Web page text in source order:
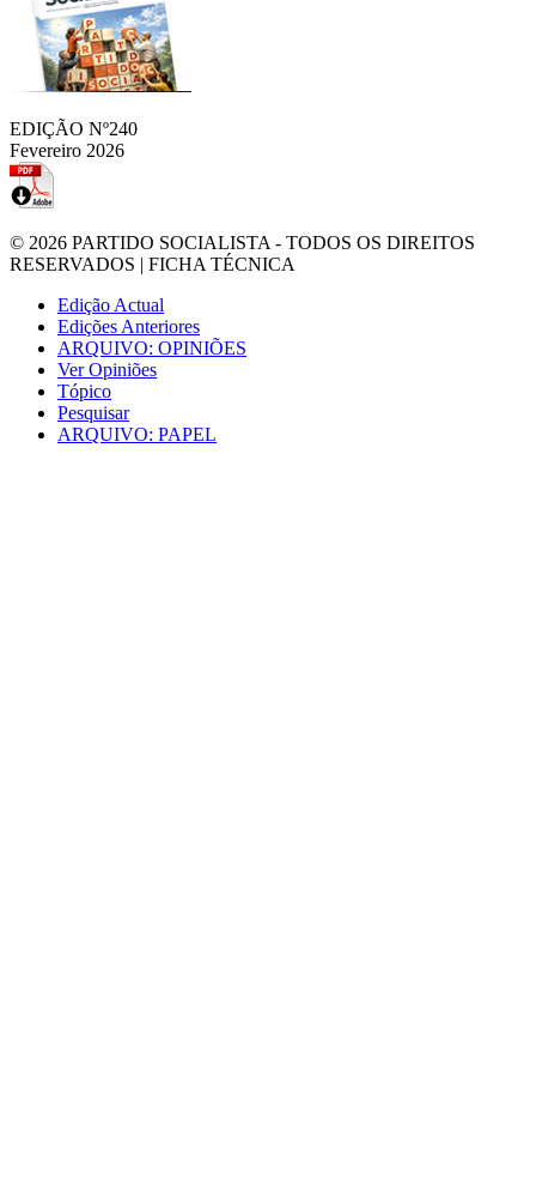
EDIÇÃO Nº240
Fevereiro 2026
© 2026 PARTIDO SOCIALISTA - TODOS OS DIREITOS
RESERVADOS | FICHA TÉCNICA
Edição Actual
Edições Anteriores
ARQUIVO: OPINIÕES
Ver Opiniões
Tópico
Pesquisar
ARQUIVO: PAPEL